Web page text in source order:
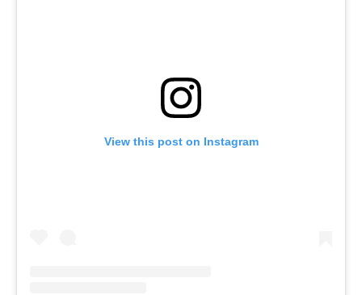
View this post on Instagram